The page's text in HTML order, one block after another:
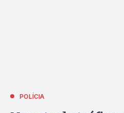
POLÍCIA